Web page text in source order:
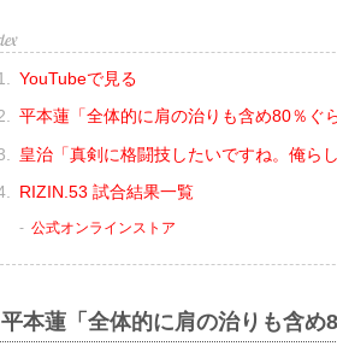
YouTubeで見る
平本蓮「全体的に肩の治りも含め80％ぐ
皇治「真剣に格闘技したいですね。俺ら
RIZIN.53 試合結果一覧
公式オンラインストア
平本蓮「全体的に肩の治りも含